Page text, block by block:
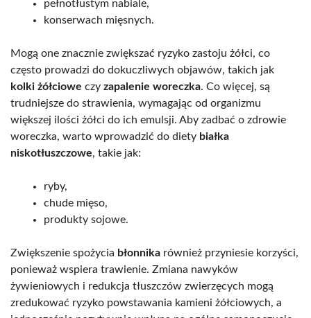
pełnotłustym nabiale,
konserwach mięsnych.
Mogą one znacznie zwiększać ryzyko zastoju żółci, co
często prowadzi do dokuczliwych objawów, takich jak
kolki żółciowe czy zapalenie woreczka. Co więcej, są
trudniejsze do strawienia, wymagając od organizmu
większej ilości żółci do ich emulsji. Aby zadbać o zdrowie
woreczka, warto wprowadzić do diety białka
niskotłuszczowe, takie jak:
ryby,
chude mięso,
produkty sojowe.
Zwiększenie spożycia błonnika również przyniesie korzyści,
ponieważ wspiera trawienie. Zmiana nawyków
żywieniowych i redukcja tłuszczów zwierzęcych mogą
zredukować ryzyko powstawania kamieni żółciowych, a